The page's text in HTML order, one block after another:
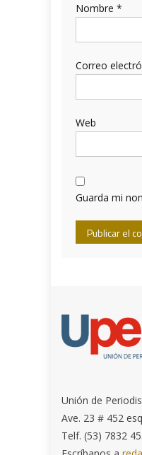
Nombre *
Correo
Web
Guarda mi
Unión de
Ave. 23 # 452
Telf. (53) 7832